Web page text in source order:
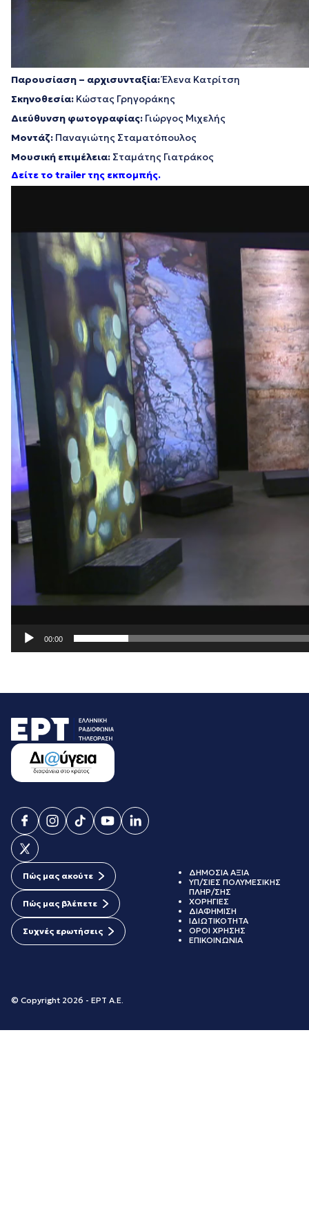
Παρουσίαση – αρχισυνταξία:Έλενα Κατρίτση
Σκηνοθεσία: Κώστας Γρηγοράκης
Διεύθυνση φωτογραφίας: Γιώργος Μιχελής
Μοντάζ: Παναγιώτης Σταματόπουλος
Μουσική επιμέλεια: Σταμάτης Γιατράκος
Δείτε το trailer της εκπομπής.
00:00
Πώς μας ακούτε
Πώς μας βλέπετε
Συχνές ερωτήσεις
© Copyright 2026 - ΕΡΤ Α.Ε.
ΔΗΜΟΣΙΑ ΑΞΙΑ
ΥΠ/ΣΙΕΣ ΠΟΛΥΜΕΣΙΚΗΣ
ΠΛΗΡ/ΣΗΣ
ΧΟΡΗΓΙΕΣ
ΔΙΑΦΗΜΙΣΗ
ΙΔΙΩΤΙΚΟΤΗΤΑ
ΟΡΟΙ ΧΡΗΣΗΣ
ΕΠΙΚΟΙΝΩΝΙΑ